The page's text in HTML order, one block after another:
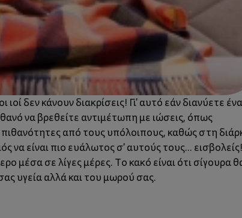
δεν κάνουν διακρίσεις! Γι' αυτό εάν διανύετε ένα
να βρεθείτε αντιμέτωπη με ιώσεις, όπως
πιθανότητες από τους υπόλοιπους, καθώς στη
είναι πιο ευάλωτος σ' αυτούς τους...
μέσα σε λίγες μέρες. Το κακό είναι ότι σίγουρα
υγεία αλλά και του μωρού σας.